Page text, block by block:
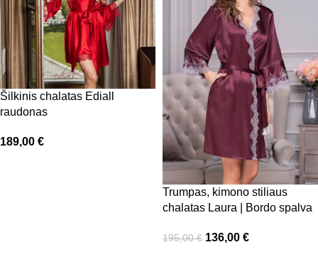
Šilkinis chalatas Ediall
raudonas
189,00 €
Trumpas, kimono stiliaus
chalatas Laura | Bordo spalva
195,00€ 136,00 €